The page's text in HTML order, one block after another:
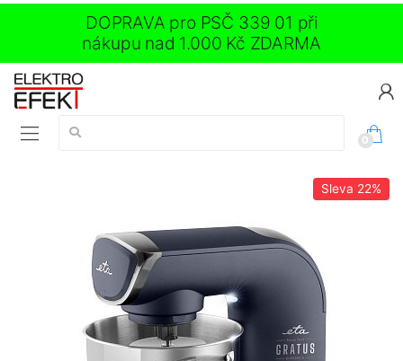
DOPRAVA pro PSČ 339 01 při
nákupu nad 1.000 Kč ZDARMA
Vyhledávání:
0
Sleva 22%